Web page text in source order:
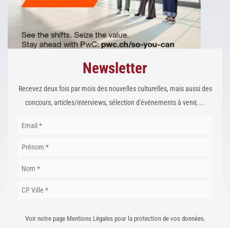
Newsletter
Recevez deux fois par mois des nouvelles culturelles, mais aussi des
concours, articles/interviews, sélection d'événements à venir, ...
Voir notre page Mentions Légales pour la protection de vos données.